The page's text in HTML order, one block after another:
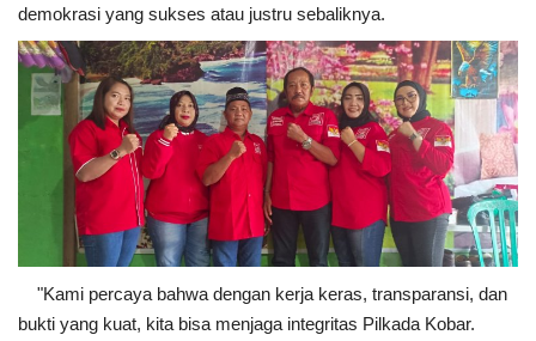
demokrasi yang sukses atau justru sebaliknya.
"Kami percaya bahwa dengan kerja keras, transparansi, dan
bukti yang kuat, kita bisa menjaga integritas Pilkada Kobar.